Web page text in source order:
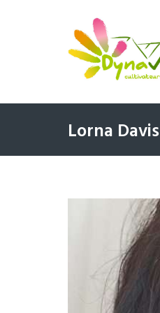
Lorna Davis